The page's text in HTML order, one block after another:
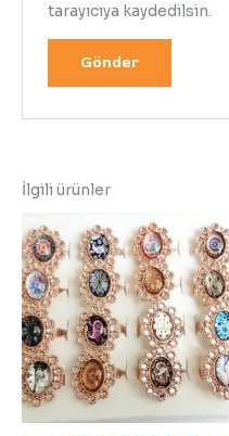
tarayıcıya kaydedilsin.
İlgili ürünler